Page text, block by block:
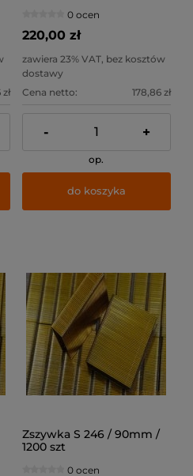
0 ocen
220,00 zł
zawiera 23% VAT, bez kosztów
dostawy
Cena netto:
178,86 zł
- +
op.
do koszyka
Zszywka S 246 / 90mm /
1200 szt
0 ocen